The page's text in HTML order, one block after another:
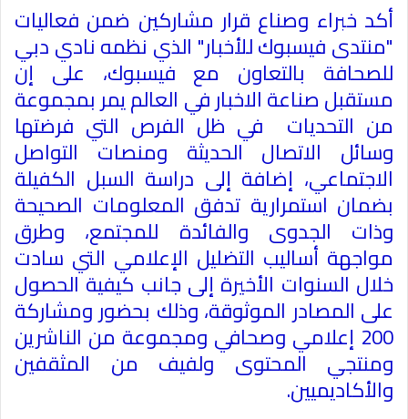
أكد خبراء وصناع قرار مشاركين ضمن فعاليات
"منتدى فيسبوك للأخبار" الذي نظمه نادي دبي
للصحافة بالتعاون مع فيسبوك، على إن
مستقبل صناعة الاخبار في العالم يمر بمجموعة
من التحديات في ظل الفرص التي فرضتها
وسائل الاتصال الحديثة ومنصات التواصل
الاجتماعي، إضافة إلى دراسة السبل الكفيلة
بضمان استمرارية تدفق المعلومات الصحيحة
وذات الجدوى والفائدة للمجتمع، وطرق
مواجهة أساليب التضليل الإعلامي التي سادت
خلال السنوات الأخيرة إلى جانب كيفية الحصول
على المصادر الموثوقة، وذلك بحضور ومشاركة
200 إعلامي وصحافي ومجموعة من الناشرين
ومنتجي المحتوى ولفيف من المثقفين
والأكاديميين.